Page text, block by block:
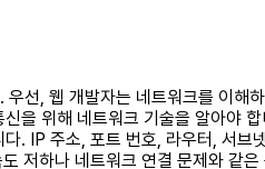
선, 웹 개발자는 네트워크를 이
을 위해 네트워크 기술을 알아야
IP 주소, 포트 번호, 라우터, 서브
저하나 네트워크 연결 문제와 같